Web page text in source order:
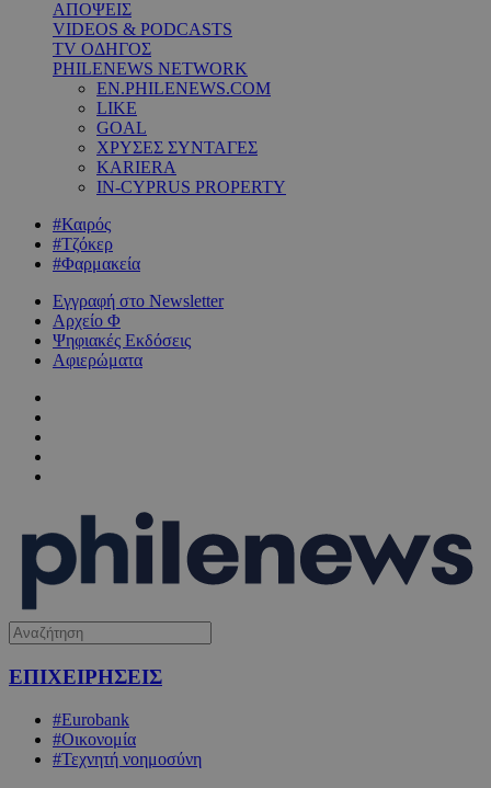
ΑΠΟΨΕΙΣ
VIDEOS & PODCASTS
TV ΟΔΗΓΟΣ
PHILENEWS NETWORK
EN.PHILENEWS.COM
LIKE
GOAL
ΧΡΥΣΕΣ ΣΥΝΤΑΓΕΣ
KARIERA
IN-CYPRUS PROPERTY
#Καιρός
#Τζόκερ
#Φαρμακεία
Εγγραφή στο Newsletter
Αρχείο Φ
Ψηφιακές Εκδόσεις
Αφιερώματα
ΕΠΙΧΕΙΡΗΣΕΙΣ
#Eurobank
#Οικονομία
#Τεχνητή νοημοσύνη